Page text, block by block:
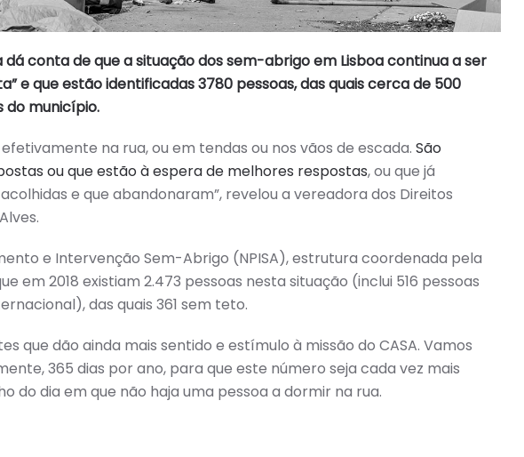
dá conta de que asituação dos sem-abrigo em Lisboa continua a ser
equeestão identificadas 3780 pessoas, das quais cerca de 500
do município.
na rua, ou em tendas ou nos vãos de escada. São
ou que estão à espera de melhores respostas, ou que já
e que abandonaram”, revelou a vereadora dos Direitos
e Intervenção Sem-Abrigo (NPISA), estrutura coordenada pela
em 2018 existiam 2.473 pessoas nesta situação (inclui 516 pessoas
das quais 361 sem teto.
que dão ainda mais sentido e estímulo à missão do CASA. Vamos
365 dias por ano, para que este número seja cada vez mais
do dia em que não haja uma pessoa a dormir na rua.